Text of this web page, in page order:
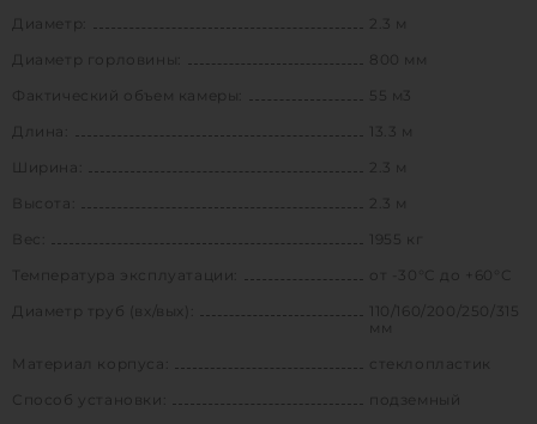
Диаметр:
2.3 м
Диаметр горловины:
800 мм
Фактический объем камеры:
55 м3
Длина:
13.3 м
Ширина:
2.3 м
Высота:
2.3 м
1955 кг
Температура эксплуатации:
от -30°C до +60°C
Диаметр труб (вх/вых):
110/160/200/250/315
мм
Материал корпуса:
стеклопластик
Способ установки:
подземный